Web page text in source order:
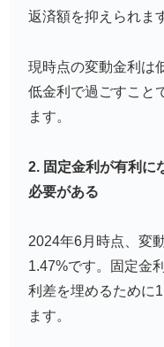
返済額を抑えられま
現時点の変動金利は
低金利で過ごすこと
ます。
2. 固定金利が有利に
必要がある
2024年6月時点、変
1.47%です。固定金
利差を埋めるために
ます。